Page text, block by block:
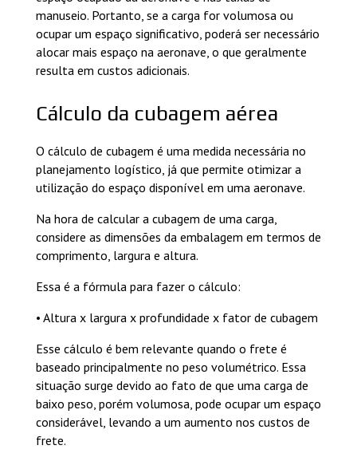
manuseio. Portanto, se a carga for volumosa ou
ocupar um espaço significativo, poderá ser necessário
alocar mais espaço na aeronave, o que geralmente
resulta em custos adicionais.
Cálculo da cubagem aérea
O cálculo de cubagem é uma medida necessária no
planejamento logístico, já que permite otimizar a
utilização do espaço disponível em uma aeronave.
Na hora de calcular a cubagem de uma carga,
considere as dimensões da embalagem em termos de
comprimento, largura e altura.
Essa é a fórmula para fazer o cálculo:
• Altura x largura x profundidade x fator de cubagem
Esse cálculo é bem relevante quando o frete é
baseado principalmente no peso volumétrico. Essa
situação surge devido ao fato de que uma carga de
baixo peso, porém volumosa, pode ocupar um espaço
considerável, levando a um aumento nos custos de
frete.